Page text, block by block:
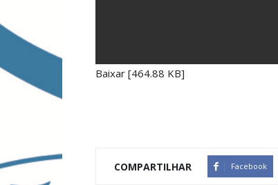
Baixar [464.88 KB]
COMPARTILHAR Facebook